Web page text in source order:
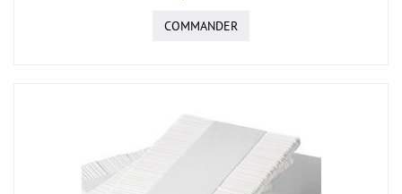
COMMANDER